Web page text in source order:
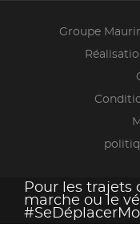
Groupe
Pour les trajets
marche ou le